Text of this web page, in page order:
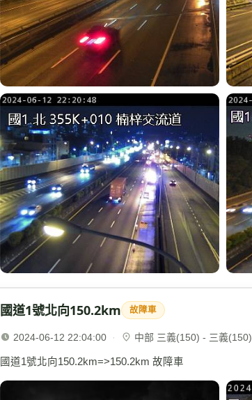
國道1號北向150.2km 故障車
2024-06-12 22:04:00 · 中部 三義(150) - 三義(150)
國道1號北向150.2km=>150.2km 故障車